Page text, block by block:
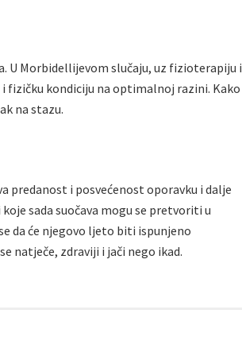
U Morbidellijevom slučaju, uz fizioterapiju i
fizičku kondiciju na optimalnoj razini. Kako
na stazu.
predanost i posvećenost oporavku i dalje
sada suočava mogu se pretvoriti u
da će njegovo ljeto biti ispunjeno
natječe, zdraviji i jači nego ikad.